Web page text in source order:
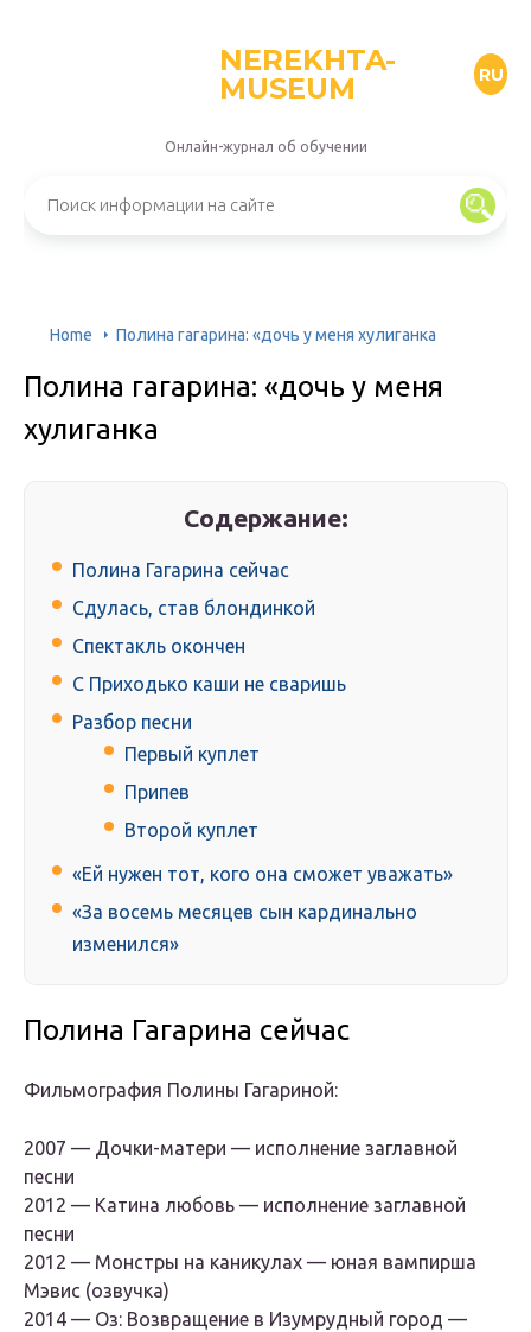
NEREKHTA-
MUSEUM
RU
Онлайн-журнал об обучении
Home Полина гагарина: «дочь у меня хулиганка
Полина гагарина: «дочь у меня
хулиганка
Содержание:
Полина Гагарина сейчас
Сдулась, став блондинкой
Спектакль окончен
С Приходько каши не сваришь
Разбор песни
Первый куплет
Припев
Второй куплет
«Ей нужен тот, кого она сможет уважать»
«За восемь месяцев сын кардинально
изменился»
Полина Гагарина сейчас
Фильмография Полины Гагариной:
2007 — Дочки-матери — исполнение заглавной
песни
2012 — Катина любовь — исполнение заглавной
песни
2012 — Монстры на каникулах — юная вампирша
Мэвис (озвучка)
2014 — Оз: Возвращение в Изумрудный город —